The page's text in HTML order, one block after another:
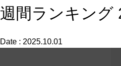
週間ランキング
Date : 2025.10.01